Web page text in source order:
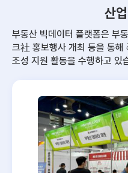
산
부동산 빅데이터 플랫폼은 부
크社 홍보행사 개최 등을 통해
조성 지원 활동을 수행하고 있